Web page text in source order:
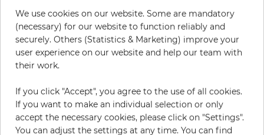
Цвет Фиолетовый
Цвет узора: Коричневый
19% НДС включительно + Доставка
Цена за м² - 11,08 €
We use cookies on our website. Some are mandatory
(necessary) for our website to function reliably and
securely. Others (Statistics & Marketing) improve your
user experience on our website and help our team with
their work.
If you click "Accept", you agree to the use of all cookies.
If you want to make an individual selection or only
accept the necessary cookies, please click on "Settings".
You can adjust the settings at any time. You can find